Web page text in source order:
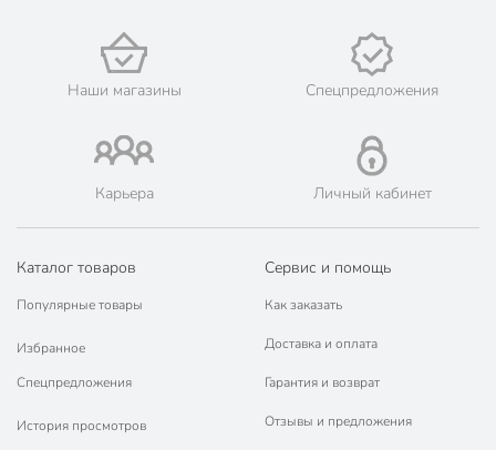
Наши магазины Спецпредложения
Карьера Личный кабинет
Каталог товаров
Популярные товары
Избранное
Спецпредложения
История просмотров
Сервис и помощь
Как заказать
Доставка и оплата
Гарантия и возврат
Отзывы и предложения